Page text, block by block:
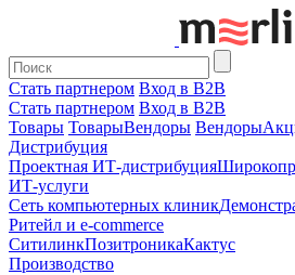
Стать партнером Вход в B2B
Стать партнером Вход в B2B
Товары ТоварыВендоры Вендоры
Дистрибуция
Проектная ИТ-дистрибуция
ИТ-услуги
Сеть компьютерных клиник
Ритейл и e-commerce
СитилинкПозитроникаКактус
Производство